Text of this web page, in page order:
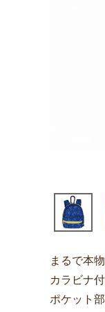
まるで本
カラビナ
ポケット